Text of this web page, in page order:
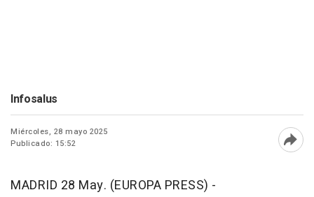
Infosalus
Miércoles, 28 mayo 2025
Publicado: 15:52
MADRID 28 May. (EUROPA PRESS) -